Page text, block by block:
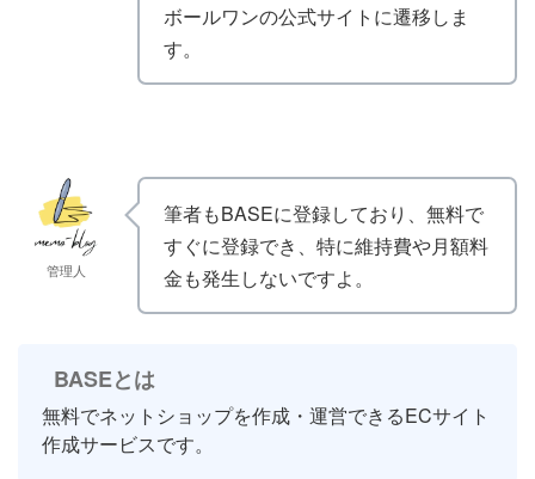
ボールワンの公式サイトに遷移しま
す。
管理人
筆者もBASEに登録しており、無料で
すぐに登録でき、特に維持費や月額料
金も発生しないですよ。
BASEとは
無料でネットショップを作成・運営できるECサイト
作成サービスです。